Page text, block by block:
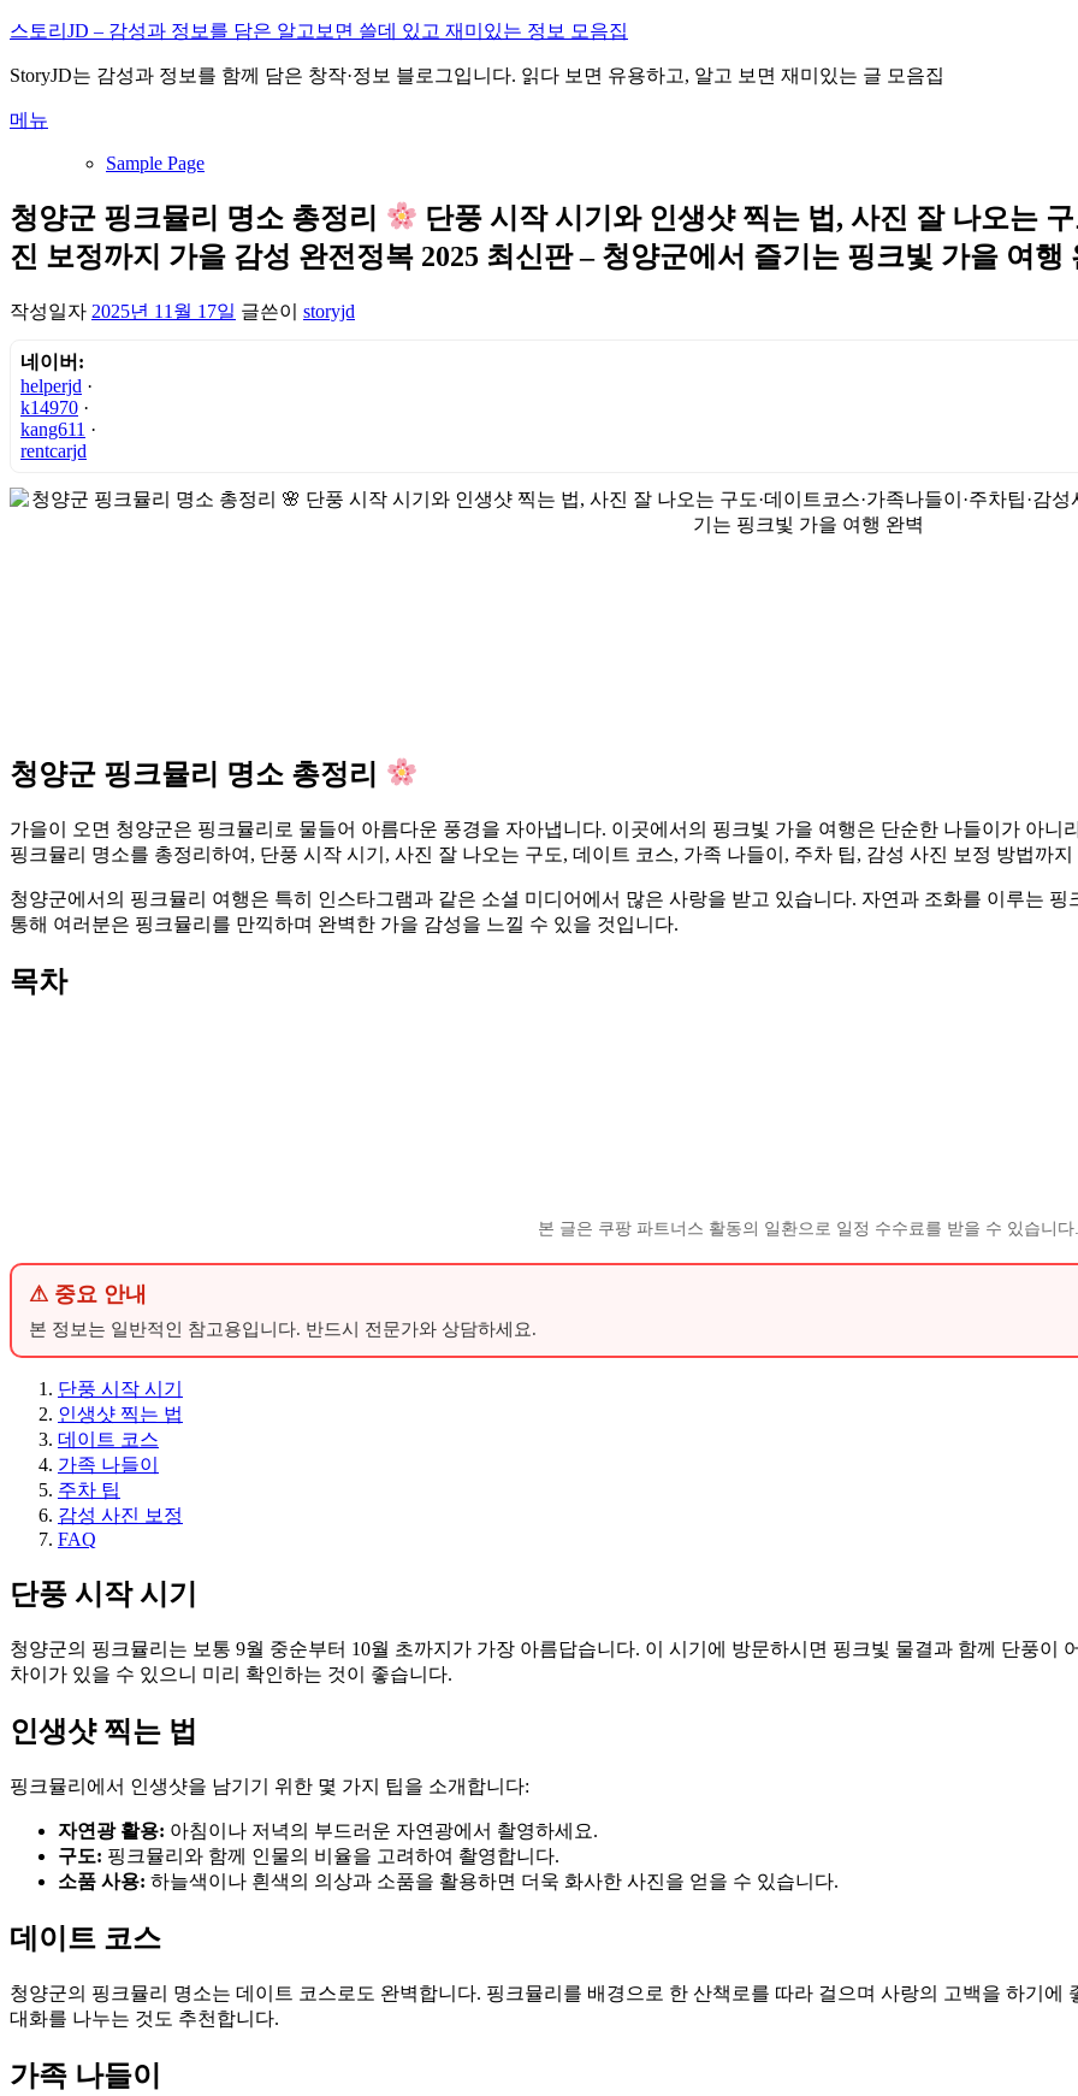
내
으
바
기
스토리JD – 감성과 정보를 담은 알고보면 쓸데 있고 재미있는 정보 모음집
StoryJD는 감성과 정보를 함께 담은 창작·정보 블로그입니다. 읽다 보면 유용하고, 알고 보면 재미있는 글 모음집
메뉴
Sample Page
청양군 핑크뮬리 명소 총정리
단풍 시작 시기와 인생샷 찍는 법, 사진 잘 나오는
진 보정까지 가을 감성 완전정복 2025 최신판 – 청양군에서 즐기는 핑크빛 가을 여행
작성일자 2025년 11월 17일 글쓴이 storyjd
네이버:
helperjd ·
k14970 ·
kang611 ·
rentcarjd
청양군 핑크뮬리 명소 총정리
가을이 오면 청양군은 핑크뮬리로 물들어 아름다운 풍경을 자아냅니다. 이곳에서의 핑크빛 가을 여행은 단순한 나들이가 아
핑크뮬리 명소를 총정리하여, 단풍 시작 시기, 사진 잘 나오는 구도, 데이트 코스, 가족 나들이, 주차 팁, 감성 사진 보정 방법까
청양군에서의 핑크뮬리 여행은 특히 인스타그램과 같은 소셜 미디어에서 많은 사랑을 받고 있습니다. 자연과 조화를 이루는
통해 여러분은 핑크뮬리를 만끽하며 완벽한 가을 감성을 느낄 수 있을 것입니다.
목차
본 글은 쿠팡 파트너스 활동의 일환으로 일정 수수료를 받을 수 있습니다.
⚠ 중요 안내
본 정보는 일반적인 참고용입니다. 반드시 전문가와 상담하세요.
단풍 시작 시기
인생샷 찍는 법
데이트 코스
가족 나들이
주차 팁
감성 사진 보정
FAQ
단풍 시작 시기
청양군의 핑크뮬리는 보통 9월 중순부터 10월 초까지가 가장 아름답습니다. 이 시기에 방문하시면 핑크빛 물결과 함께 단풍이
차이가 있을 수 있으니 미리 확인하는 것이 좋습니다.
인생샷 찍는 법
핑크뮬리에서 인생샷을 남기기 위한 몇 가지 팁을 소개합니다:
자연광 활용: 아침이나 저녁의 부드러운 자연광에서 촬영하세요.
구도: 핑크뮬리와 함께 인물의 비율을 고려하여 촬영합니다.
소품 사용: 하늘색이나 흰색의 의상과 소품을 활용하면 더욱 화사한 사진을 얻을 수 있습니다.
데이트 코스
청양군의 핑크뮬리 명소는 데이트 코스로도 완벽합니다. 핑크뮬리를 배경으로 한 산책로를 따라 걸으며 사랑의 고백을 하기
대화를 나누는 것도 추천합니다.
가족 나들이